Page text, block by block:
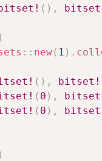
( ) ,
(
:: new( 1 ) .
( ) , bitset!
( 0 ) ,
( 0 ) ,
(